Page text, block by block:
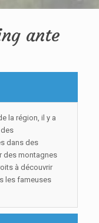
ante
la région, il y a
dans des
des montagnes
à découvrir
les fameuses